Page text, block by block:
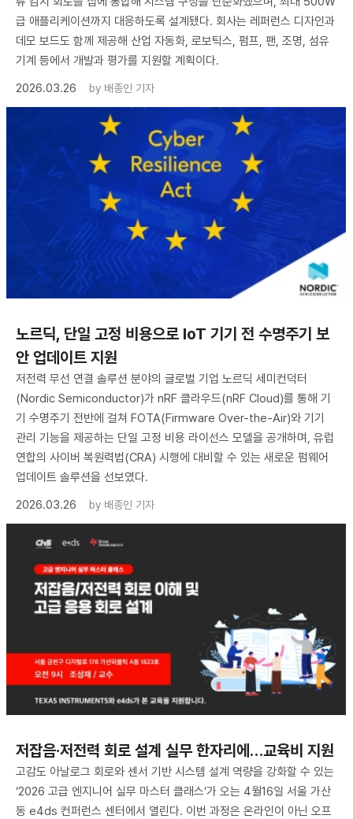
급 애플리케이션까지 대응하도록 설계됐다. 회사는 레퍼런스 디자인과
데모 보드도 함께 제공해 산업 자동화, 로보틱스, 펌프, 팬, 조명, 섬유
기계 등에서 개발과 평가를 지원할 계획이다.
2026.03.26
by 배종인 기자
노르딕, 단일 고정 비용으로 IoT 기기 전 수명주기 보
안 업데이트 지원
저전력 무선 연결 솔루션 분야의 글로벌 기업 노르딕 세미컨덕터
(Nordic Semiconductor)가 nRF 클라우드(nRF Cloud)를 통해 기
기 수명주기 전반에 걸쳐 FOTA(Firmware Over-the-Air)와 기기
관리 기능을 제공하는 단일 고정 비용 라이선스 모델을 공개하며, 유럽
연합의 사이버 복원력법(CRA) 시행에 대비할 수 있는 새로운 펌웨어
업데이트 솔루션을 선보였다.
2026.03.26
by 배종인 기자
저잡음·저전력 회로 설계 실무 한자리에…교육비 지원
고감도 아날로그 회로와 센서 기반 시스템 설계 역량을 강화할 수 있는
‘2026 고급 엔지니어 실무 마스터 클래스’가 오는 4월16일 서울 가산
동 e4ds 컨퍼런스 센터에서 열린다. 이번 과정은 온라인이 아닌 오프